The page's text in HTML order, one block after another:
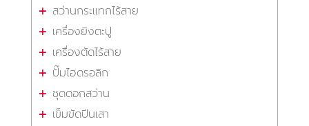
สว่านกระแทกไร้สาย
เครื่องยิงตะปู
เครื่องตัดไร้สาย
ปั๊มไฮดรอลิก
ชุดดอกสว่าน
เข็มขัดปีนเสา